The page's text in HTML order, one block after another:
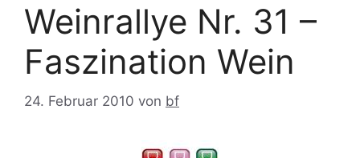
Weinrallye Nr. 31 –
Faszination Wein
24. Februar 2010 von bf